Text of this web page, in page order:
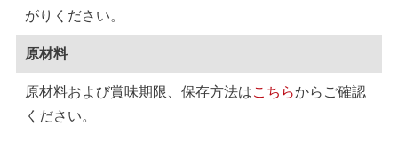
がりください。
原材料
原材料および賞味期限、保存方法はこちらからご確認
ください。